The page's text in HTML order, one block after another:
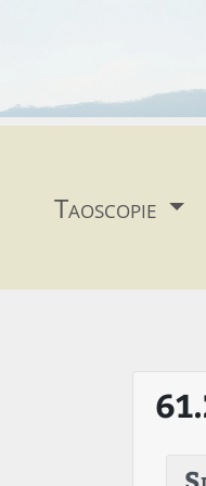
Taoscopie